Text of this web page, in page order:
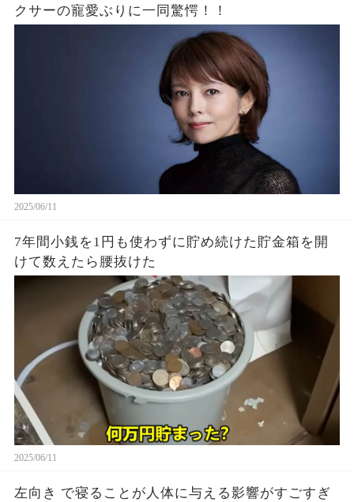
クサーの寵愛ぶりに一同驚愕！！
2025/06/11
7年間小銭を1円も使わずに貯め続けた貯金箱を開
けて数えたら腰抜けた
2025/06/11
左向き で寝ることが人体に与える影響がすごすぎ